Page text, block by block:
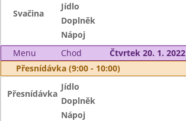
Svačina
Jídlo
Doplněk
Nápoj
Menu
Chod
Čtvrtek 20. 1. 2022
Přesnídávka (9:00 - 10:00)
Přesnídávka
Jídlo
Doplněk
Nápoj